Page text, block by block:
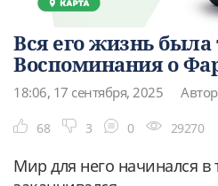
Вся его жизнь была
Воспоминания о
18:06, 17 сентября, 2025
68 3 0 29270
Мир для него начинался в